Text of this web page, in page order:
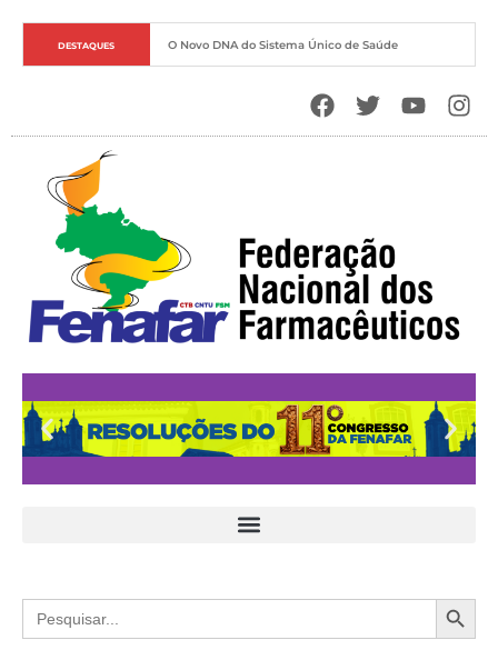
DESTAQUES O Novo DNA do Sistema Único de Saúde
Search
for: